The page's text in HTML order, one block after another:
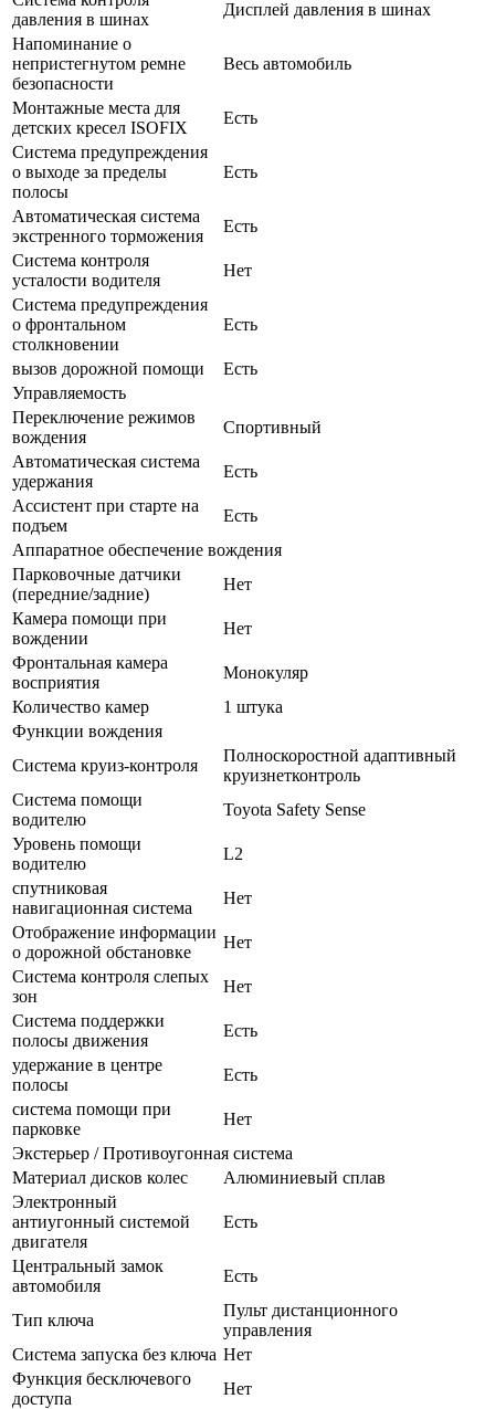
давления в шинах
Дисплей давления в шинах
Напоминание о
непристегнутом ремне
безопасности
Весь автомобиль
Монтажные места для
детских кресел ISOFIX
Есть
Система предупреждения
о выходе за пределы
полосы
Есть
Автоматическая система
экстренного торможения
Есть
Система контроля
усталости водителя
Нет
Система предупреждения
о фронтальном
столкновении
Есть
вызов дорожной помощи
Есть
Управляемость
Переключение режимов
вождения
Спортивный
Автоматическая система
удержания
Есть
Ассистент при старте на
подъем
Есть
Аппаратное обеспечение вождения
Парковочные датчики
(передние/задние)
Нет
Камера помощи при
вождении
Нет
Фронтальная камера
восприятия
Монокуляр
Количество камер
1 штука
Функции вождения
Система круиз-контроля
Полноскоростной адаптивный
круизнетконтроль
Система помощи
водителю
Toyota Safety Sense
Уровень помощи
водителю
L2
спутниковая
навигационная система
Нет
Отображение информации
о дорожной обстановке
Нет
Система контроля слепых
зон
Нет
Система поддержки
полосы движения
Есть
удержание в центре
полосы
Есть
система помощи при
парковке
Нет
Экстерьер / Противоугонная система
Материал дисков колес
Алюминиевый сплав
Электронный
антиугонный системой
двигателя
Есть
Центральный замок
автомобиля
Есть
Тип ключа
Пульт дистанционного
управления
Система запуска без ключа Нет
Функция бесключевого
доступа
Нет